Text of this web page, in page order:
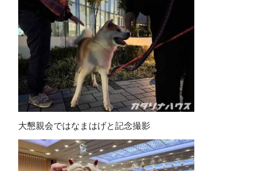
大懇親会ではなまはげと記念撮影